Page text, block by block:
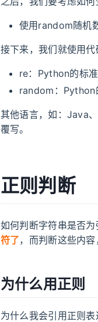
使用random随机
接下来，我们就使用
re：Python的标
random：Python
其他语言，如：Java
覆写。
正则判断
如何判断字符串是否
符了，而判断这些内容
为什么用正则
为什么我会引用正则表